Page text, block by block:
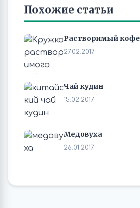
Похожие статьи
Растворимый кофе
27.02.2017
Чай кудин
15.02.2017
Медовуха
26.01.2017